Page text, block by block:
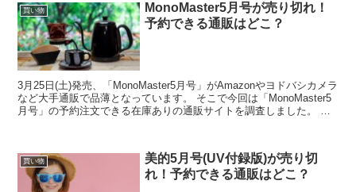
買い物
MonoMaster5月号が売り切れ！
予約できる通販はどこ？
3月25日(土)発売、「MonoMaster5月号」がAmazonやヨドバシカメラ
など大手通販で品薄となっています。 そこで今回は「MonoMaster5
月号」の予約注文できる在庫ありの通販サイトを調査しました。 ＼
買い物
美的5月号(UV付録版)が売り切
れ！予約できる通販はどこ？